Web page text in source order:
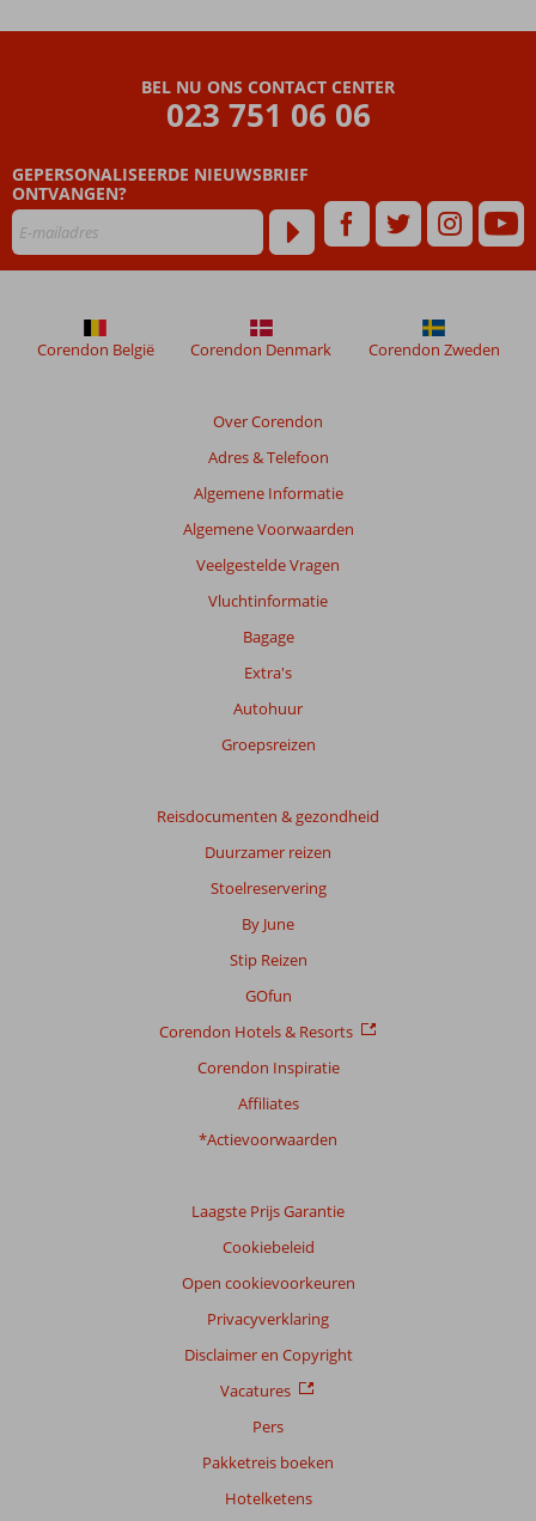
Beoordelingen
dan
48
niet
weergegeven
om
BEL NU ONS CONTACT CENTER
023 751 06 06
GEPERSONALISEERDE NIEUWSBRIEF
ONTVANGEN?
Over Corendon
Adres & Telefoon
Algemene Informatie
Algemene Voorwaarden
Veelgestelde Vragen
Vluchtinformatie
Bagage
Extra's
Autohuur
Groepsreizen
Reisdocumenten & gezondheid
Duurzamer reizen
Stoelreservering
By June
Stip Reizen
GOfun
Corendon Hotels & Resorts
Corendon Inspiratie
Affiliates
*Actievoorwaarden
Laagste Prijs Garantie
Cookiebeleid
Open cookievoorkeuren
Privacyverklaring
Disclaimer en Copyright
Vacatures
Pers
Pakketreis boeken
Hotelketens
Corendon België Corendon Denmark Corendon Zweden